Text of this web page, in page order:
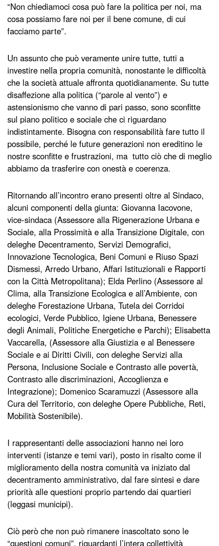
“Non chiediamoci cosa può fare la politica per noi, ma
cosa possiamo fare noi per il bene comune, di cui
facciamo parte”.
Un assunto che può veramente unire tutte, tutti a
investire nella propria comunità, nonostante le difficoltà
che la società attuale affronta quotidianamente. Su tutte
disaffezione alla politica (“parole al vento”) e
astensionismo che vanno di pari passo, sono sconfitte
sul piano politico e sociale che ci riguardano
indistintamente. Bisogna con responsabilità fare tutto il
possibile, perché le future generazioni non ereditino le
nostre sconfitte e frustrazioni, ma tutto ciò che di meglio
abbiamo da trasferire con onestà e coerenza.
Ritornando all’incontro erano presenti oltre al Sindaco,
alcuni componenti della giunta: Giovanna Iacovone,
vice-sindaca (Assessore alla Rigenerazione Urbana e
Sociale, alla Prossimità e alla Transizione Digitale, con
deleghe Decentramento, Servizi Demografici,
Innovazione Tecnologica, Beni Comuni e Riuso Spazi
Dismessi, Arredo Urbano, Affari Istituzionali e Rapporti
con la Città Metropolitana); Elda Perlino (Assessore al
Clima, alla Transizione Ecologica e all’Ambiente, con
deleghe Forestazione Urbana, Tutela dei Corridoi
ecologici, Verde Pubblico, Igiene Urbana, Benessere
degli Animali, Politiche Energetiche e Parchi); Elisabetta
Vaccarella, (Assessore alla Giustizia e al Benessere
Sociale e ai Diritti Civili, con deleghe Servizi alla
Persona, Inclusione Sociale e Contrasto alle povertà,
Contrasto alle discriminazioni, Accoglienza e
Integrazione); Domenico Scaramuzzi (Assessore alla
Cura del Territorio, con deleghe Opere Pubbliche, Reti,
Mobilità Sostenibile).
I rappresentanti delle associazioni hanno nei loro
interventi (istanze e temi vari), posto in risalto come il
miglioramento della nostra comunità va iniziato dal
decentramento amministrativo, dal fare sintesi e dare
priorità alle questioni proprio partendo dai quartieri
(leggasi municipi).
Ciò però che non può rimanere inascoltato sono le
“questioni comuni”, riguardanti l’intera collettività